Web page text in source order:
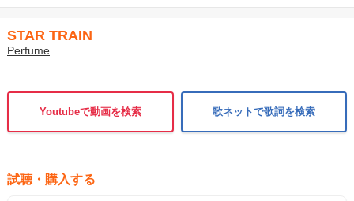
STAR TRAIN
Perfume
Youtubeで動画を検索 歌ネットで歌詞を検索
試聴・購入する